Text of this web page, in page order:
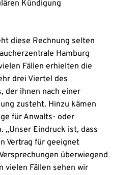
Kündigung
diese Rechnung selten
Hamburg
Fällen erhielten die
drei Viertel des
der ihnen nach einer
zusteht. Hinzu kämen
für Anwalts- oder
„Unser Eindruck ist, dass
Vertrag für geeignet
überwiegend
vielen Fällen sehen wir